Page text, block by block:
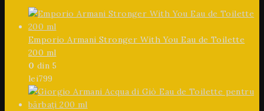
Emporio Armani Stronger With You Eau de Toilette
200 ml
0 din 5
lei799